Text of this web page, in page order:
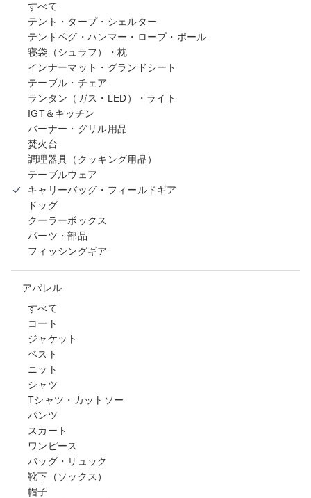
すべて
テント・タープ・シェルター
テントペグ・ハンマー・ロープ・ポール
寝袋（シュラフ）・枕
インナーマット・グランドシート
テーブル・チェア
ランタン（ガス・LED）・ライト
IGT＆キッチン
バーナー・グリル用品
焚火台
調理器具（クッキング用品）
テーブルウェア
キャリーバッグ・フィールドギア
ドッグ
クーラーボックス
パーツ・部品
フィッシングギア
アパレル
すべて
コート
ジャケット
ベスト
ニット
シャツ
Tシャツ・カットソー
パンツ
スカート
ワンピース
バッグ・リュック
靴下（ソックス）
帽子